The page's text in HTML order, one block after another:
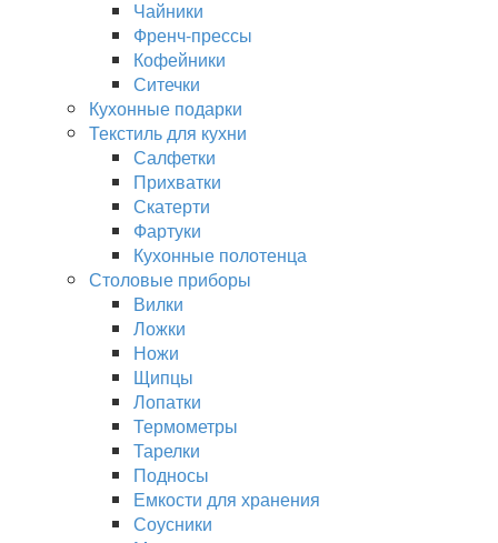
Чайники
Френч-прессы
Кофейники
Ситечки
Кухонные подарки
Текстиль для кухни
Салфетки
Прихватки
Скатерти
Фартуки
Кухонные полотенца
Столовые приборы
Вилки
Ложки
Ножи
Щипцы
Лопатки
Термометры
Тарелки
Подносы
Емкости для хранения
Соусники